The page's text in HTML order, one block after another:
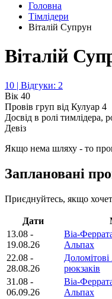
Головна
Тімлідери
Віталій Супрун
Віталій
10 | Відгуки: 2
Вік 40
Провів груп від Кулуар 4
Досвід в ролі тимлідера,
Девіз
Якщо нема шляху - то
Заплановані
Приєднуйтесь, якщо
Дати
13.08 -
19.08.26
Віа-
Альпах
22.08 -
28.08.26
рюкзаків
31.08 -
06.09.26
Віа-
Альпах